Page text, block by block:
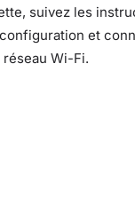
suivez les
et
Wi-Fi.